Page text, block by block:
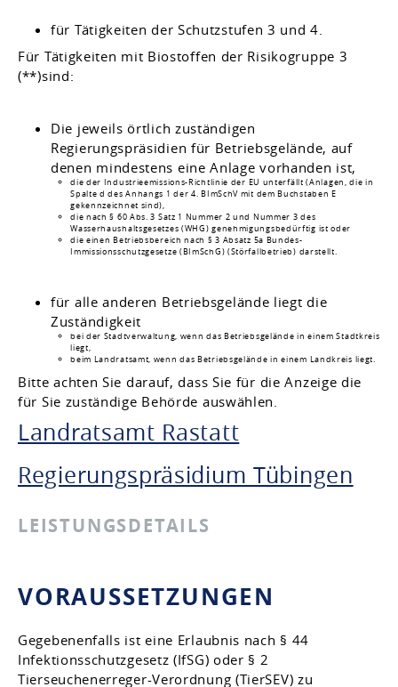
für Tätigkeiten der Schutzstufen 3 und 4.
Für Tätigkeiten mit Biostoffen der Risikogruppe 3
(**)sind:
Die jeweils örtlich zuständigen
Regierungspräsidien für Betriebsgelände, auf
denen mindestens eine Anlage vorhanden ist,
die der Industrieemissions-Richtlinie der EU unterfällt (Anlagen, die in
Spalte d des Anhangs 1 der 4. BImSchV mit dem Buchstaben E
gekennzeichnet sind),
die nach § 60 Abs. 3 Satz 1 Nummer 2 und Nummer 3 des
Wasserhaushaltsgesetzes (WHG) genehmigungsbedürftig ist oder
die einen Betriebsbereich nach § 3 Absatz 5a Bundes-
Immissionsschutzgesetze (BImSchG) (Störfallbetrieb) darstellt.
für alle anderen Betriebsgelände liegt die
Zuständigkeit
bei der Stadtverwaltung, wenn das Betriebsgelände in einem Stadtkreis
liegt,
beim Landratsamt, wenn das Betriebsgelände in einem Landkreis liegt.
Bitte achten Sie darauf, dass Sie für die Anzeige die
für Sie zuständige Behörde auswählen.
Landratsamt Rastatt
Regierungspräsidium Tübingen
LEISTUNGSDETAILS
VORAUSSETZUNGEN
Gegebenenfalls ist eine Erlaubnis nach § 44
Infektionsschutzgesetz (IfSG) oder § 2
Tierseuchenerreger-Verordnung (TierSEV) zu